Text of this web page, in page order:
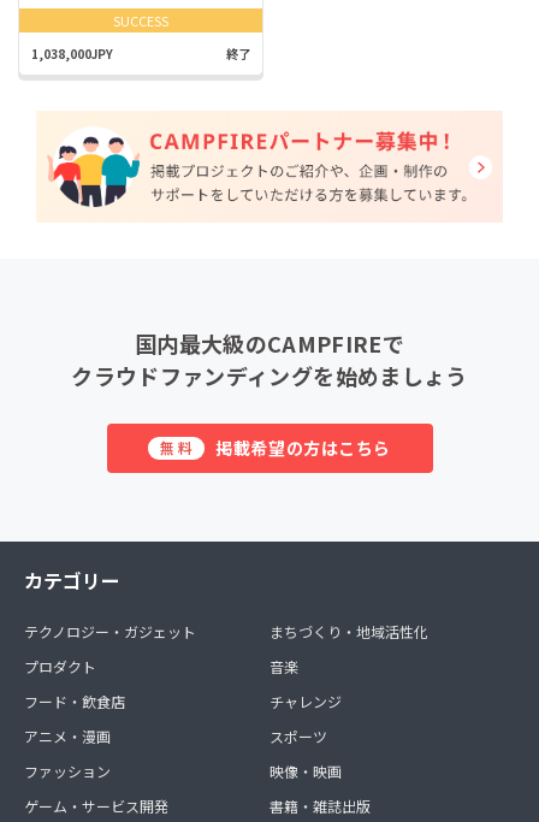
SUCCESS
1,038,000JPY 終了
国内最大級のCAMPFIREで
クラウドファンディングを始めましょう
無料 掲載希望の方はこちら
カテゴリー
テクノロジー・ガジェット
プロダクト
フード・飲食店
アニメ・漫画
ファッション
ゲーム・サービス開発
まちづくり・地域活性化
音楽
チャレンジ
スポーツ
映像・映画
書籍・雑誌出版